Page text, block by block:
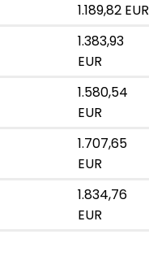
1.189,82 EUR
1.383,93
EUR
1.580,54
EUR
1.707,65
EUR
1.834,76
EUR